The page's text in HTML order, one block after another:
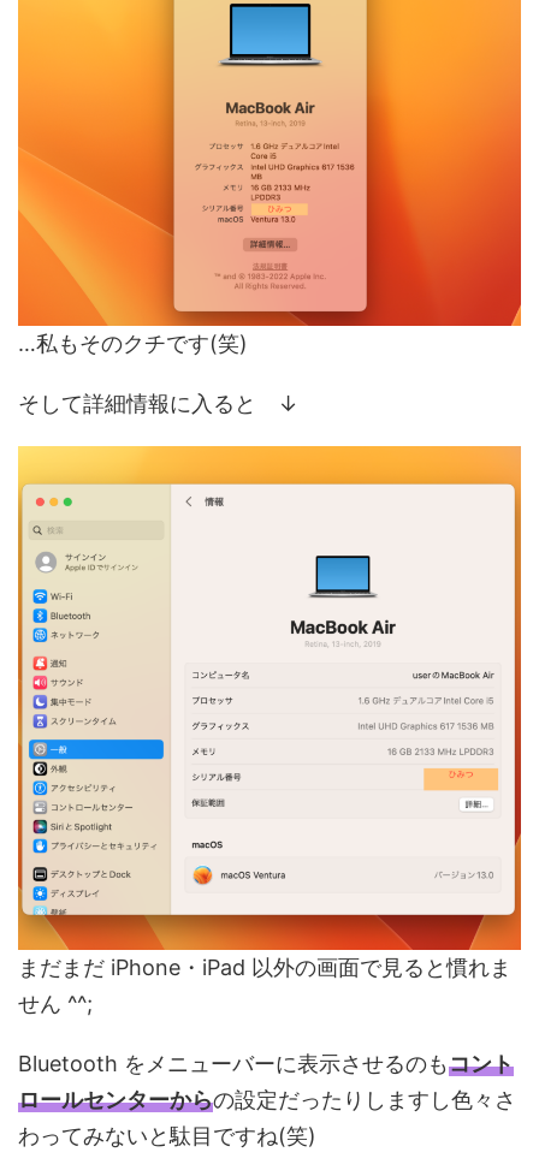
…私もそのクチです(笑)
そして詳細情報に入ると ↓
まだまだ iPhone・iPad 以外の画面で見ると慣れま
せん ^^;
Bluetooth をメニューバーに表示させるのもコント
ロールセンターからの設定だったりしますし色々さ
わってみないと駄目ですね(笑)